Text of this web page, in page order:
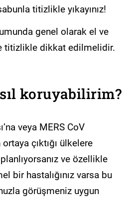
titizlikle yıkayınız!
genel olarak el ve
titizlikle dikkat edilmelidir.
koruyabilirim?
veya MERS CoV
çıktığı ülkelere
ve özellikle
bir hastalığınız varsa bu
görüşmeniz uygun